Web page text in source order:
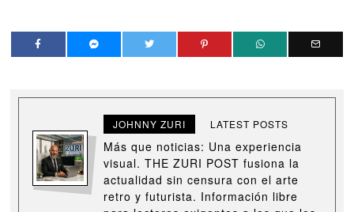
JOHNNY ZURI LATEST POSTS
Más que noticias: Una experiencia
visual. THE ZURI POST fusiona la
actualidad sin censura con el arte
retro y futurista. Información libre